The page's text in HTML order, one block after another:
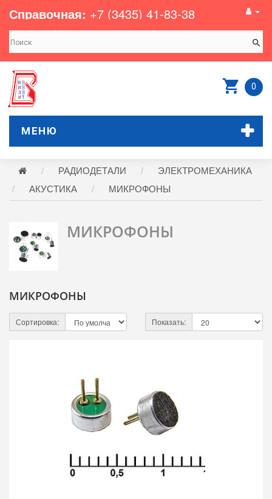
Справочная: +7 (3435) 41-83-38
0
МЕНЮ
РАДИОДЕТАЛИ
ЭЛЕКТРОМЕХАНИКА
АКУСТИКА
МИКРОФОНЫ
МИКРОФОНЫ
МИКРОФОНЫ
Сортировка: Показать: